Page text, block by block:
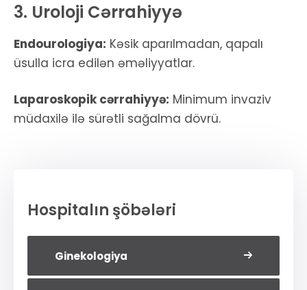
Hospitalın şöbələri
Ginekologiya
3. Uroloji Cərrahiyyə
Endourologiya: Kəsik aparılmadan, qapalı
üsulla icra edilən əməliyyatlar.
Laparoskopik cərrahiyyə: Minimum invaziv
müdaxilə ilə sürətli sağalma dövrü.